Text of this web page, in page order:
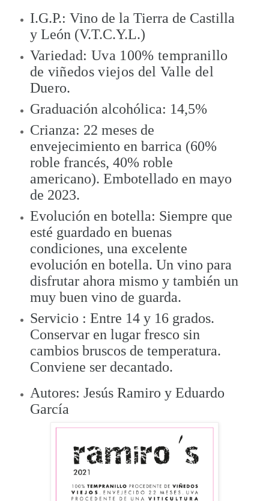
I.G.P.: Vino de la Tierra de Castilla
y León (V.T.C.Y.L.)
Variedad: Uva 100% tempranillo
de viñedos viejos del Valle del
Duero.
Graduación alcohólica: 14,5%
Crianza: 22 meses de
envejecimiento en barrica (60%
roble francés, 40% roble
americano). Embotellado en mayo
de 2023.
Evolución en botella: Siempre que
esté guardado en buenas
condiciones, una excelente
evolución en botella. Un vino para
disfrutar ahora mismo y también un
muy buen vino de guarda.
Servicio : Entre 14 y 16 grados.
Conservar en lugar fresco sin
cambios bruscos de temperatura.
Conviene ser decantado.
Autores: Jesús Ramiro y Eduardo
García